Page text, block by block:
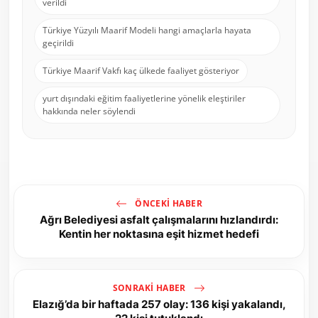
verildi
Türkiye Yüzyılı Maarif Modeli hangi amaçlarla hayata
geçirildi
Türkiye Maarif Vakfı kaç ülkede faaliyet gösteriyor
yurt dışındaki eğitim faaliyetlerine yönelik eleştiriler
hakkında neler söylendi
ÖNCEKI HABER
Ağrı Belediyesi asfalt çalışmalarını hızlandırdı:
Kentin her noktasına eşit hizmet hedefi
SONRAKI HABER
Elazığ’da bir haftada 257 olay: 136 kişi yakalandı,